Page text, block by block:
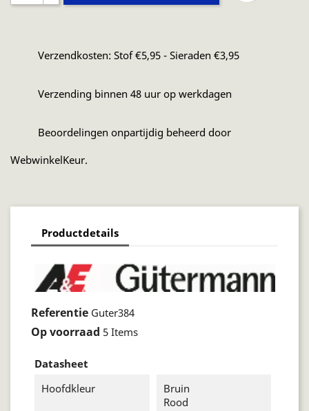
Verzendkosten: Stof €5,95 - Sieraden €3,95
Verzending binnen 48 uur op werkdagen
Beoordelingen onpartijdig beheerd door
WebwinkelKeur.
Productdetails
Referentie Guter384
Op voorraad 5 Items
Datasheet
Hoofdkleur
Bruin
Rood